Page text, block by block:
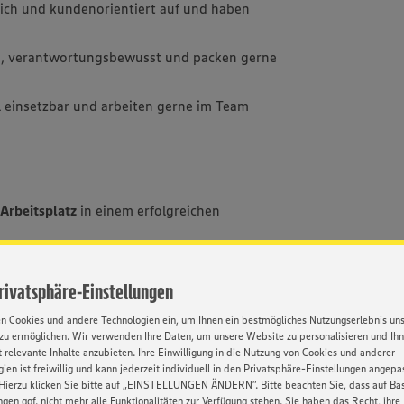
Einstellungen
Cookies und andere Technologien ein, um Ihnen ein bestmögliches Nutzungserlebnis
ermöglichen. Wir verwenden Ihre Daten, um unsere Website zu personalisieren und
relevante Inhalte anzubieten. Ihre Einwilligung in die Nutzung von Cookies und anderer
ist freiwillig und kann jederzeit individuell in den Privatsphäre-Einstellungen
klicken Sie bitte auf „EINSTELLUNGEN ÄNDERN”. Bitte beachten Sie, dass auf
ggf. nicht mehr alle Funktionalitäten zur Verfügung stehen. Sie haben das Recht, ihre
und kundenorientiert auf und haben
verantwortungsbewusst und packen gerne
und arbeiten gerne im Team
in einem erfolgreichen
Teammit persönlicher Atmosphäre
Weiterbildung
sowie Angebote über denEDEKA